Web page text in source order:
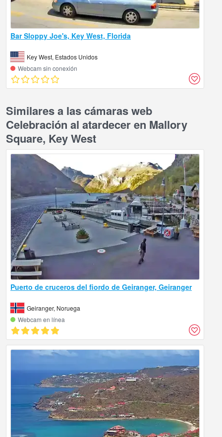
Bar Sloppy Joe's, Key West, Florida
Key West, Estados Unidos
Webcam sin conexión
Similares a las cámaras web
Celebración al atardecer en Mallory
Square, Key West
Puerto de cruceros del fiordo de Geiranger, Geiranger
Geiranger, Noruega
Webcam en línea